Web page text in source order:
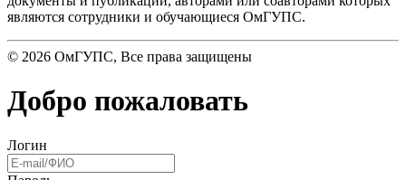
являются сотрудники и обучающиеся ОмГУПС.
© 2026 ОмГУПС, Все права защищены
Добро пожаловать
Логин